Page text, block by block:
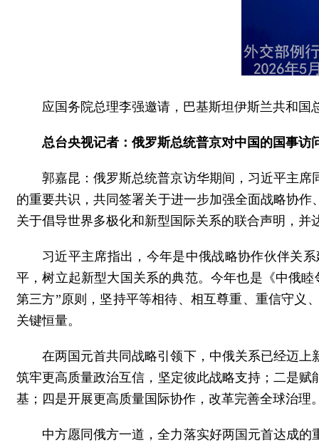
应国务院总理李强邀请，巴基斯坦伊斯兰共和国
总台央视记者：俄罗斯总统普京对中国的国事访
郭嘉昆：俄罗斯总统普京访华期间，习近平主
的重要共识，共同签署关于进一步加强全面战略协
关于倡导世界多极化和新型国际关系的联合声明，并
习近平主席指出，今年是中俄战略协作伙伴关
平，树立起新型大国关系的典范。今年也是《中俄
第三方”原则，坚持平等相待、相互尊重、重信守义
关键恒量。
在两国元首共同战略引领下，中俄关系已经迈
筑牢更高质量政治互信，坚定彼此战略支持；二是
基；四是开展更高质量国际协作，改革完善全球治理
中方愿同俄方一道，全力落实好两国元首达成